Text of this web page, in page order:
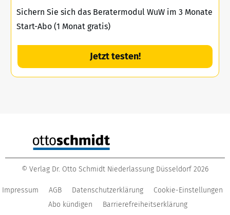
Sichern Sie sich das Beratermodul WuW im 3 Monate
Start-Abo (1 Monat gratis)
Jetzt testen!
© Verlag Dr. Otto Schmidt Niederlassung Düsseldorf 2026
Impressum AGB Datenschutzerklärung
Cookie-Einstellungen
Abo kündigen
Barrierefreiheitserklärung